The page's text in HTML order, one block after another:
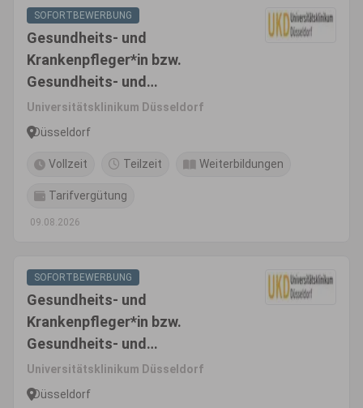
SOFORTBEWERBUNG
Gesundheits- und
Krankenpfleger*in bzw.
Gesundheits- und
Kinderkrankenpfleger*in bzw.
Fachgesundheits- und
Anästhesie und Intensivpflege
bzw. Fachgesundheits- und
Universitätsklinikum Düsseldorf
Düsseldorf
Vollzeit Teilzeit Weiterbildungen
Tarifvergütung
09.08.2026
SOFORTBEWERBUNG
Gesundheits- und
Krankenpfleger*in bzw.
Gesundheits- und
Kinderkrankenpfleger*in bzw.
Fachgesundheits- und
Universitätsklinikum Düsseldorf
Düsseldorf